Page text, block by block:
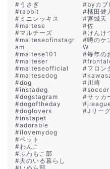
# うさぎ
#rabbit
# ミニレッキス
#maltese
#マルチーズ
#malteseofinstagr
am
#maltese101
#malteser
#malteseofficial
#maltesedog
#dog
#instadog
#dogstagram
#dogoftheday
#doglovers
#instapet
#adorable
#ilovemydog
#ペット
#わんこ
#ふわもこ部
#犬のいる暮らし
#byカブ
#橘田健
#宮城天
#佐
#けんけ
#噂のケ
W
#毎年の
#
#フロン
#
# 川崎
#soccer
#サッカ
#
#Jリーグ